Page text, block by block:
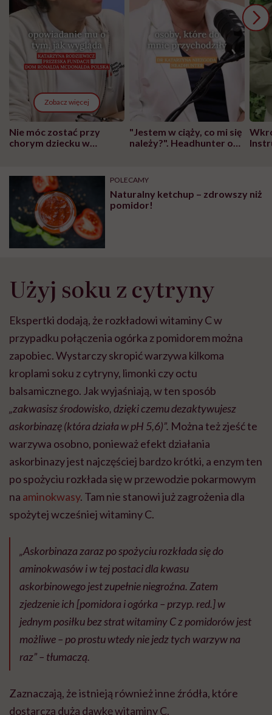
Zobacz więcej
Nie móc zostać przy
chorym dziecku w
może chyba tylko
głupota i brak
wyobraźni"
"Jestem w ciąży, co mi się
należy?". Headhunter o
pracy
POLECAMY
Naturalny ketchup – zdrowszy niż
pomidor!
Użyj soku z cytryny
Ekspertki dodają, że rozkładowi witaminy C w
przypadku połączenia ogórka z pomidorem można
zapobiec. Wystarczy skropić warzywa kilkoma
kroplami soku z cytryny, limonki czy octu
balsamicznego. Jak wyjaśniają, w ten sposób
„zakwasisz środowisko, dzięki czemu dezaktywujesz
askorbinazę (która działa w pH 5,6)”. Można też zjeść te
warzywa osobno, ponieważ efekt działania
askorbinazy jest najczęściej bardzo krótki, a enzym ten
po spożyciu rozkłada się w przewodzie pokarmowym
na aminokwasy. Tam nie stanowi już zagrożenia dla
spożytej wcześniej witaminy C.
„Askorbinaza zaraz po spożyciu rozkłada się do
aminokwasów i w tej postaci dla kwasu
askorbinowego jest zupełnie niegroźna. Zatem
zjedzenie ich [pomidora i ogórka – przyp. red.] w
jednym posiłku bez strat witaminy C z pomidorów jest
możliwe – po prostu wtedy nie jedz tych warzyw na
raz” – tłumaczą.
Zaznaczają, że istnieją również inne źródła, które
dostarczą dużą dawkę witaminy C.